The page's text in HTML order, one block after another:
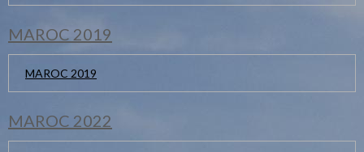
MAROC 2019
MAROC 2019
MAROC 2022